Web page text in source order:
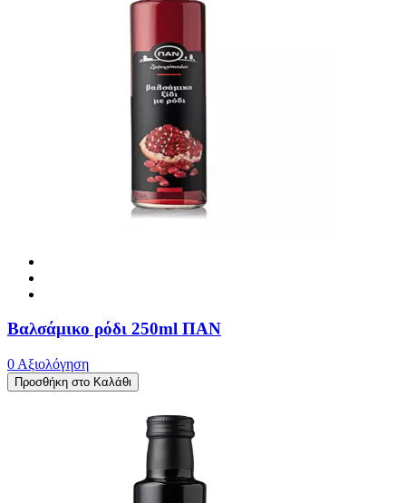
Βαλσάμικο ρόδι 250ml ΠΑΝ
0 Αξιολόγηση
Προσθήκη στο Καλάθι